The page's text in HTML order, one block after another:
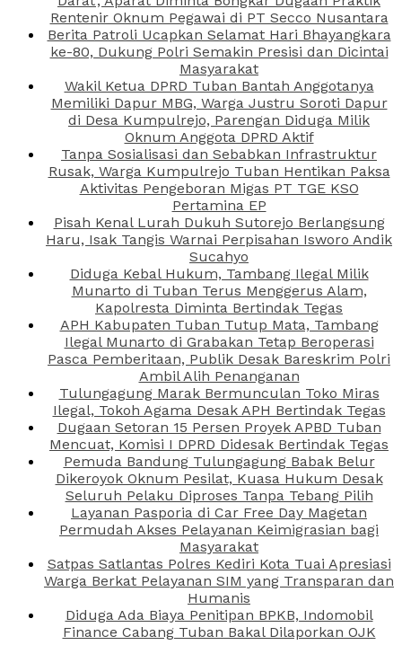
Rentenir Oknum Pegawai di PT Secco Nusantara
Berita Patroli Ucapkan Selamat Hari Bhayangkara
ke-80, Dukung Polri Semakin Presisi dan Dicintai
Masyarakat
Wakil Ketua DPRD Tuban Bantah Anggotanya
Memiliki Dapur MBG, Warga Justru Soroti Dapur
di Desa Kumpulrejo, Parengan Diduga Milik
Oknum Anggota DPRD Aktif
Tanpa Sosialisasi dan Sebabkan Infrastruktur
Rusak, Warga Kumpulrejo Tuban Hentikan Paksa
Aktivitas Pengeboran Migas PT TGE KSO
Pertamina EP
Pisah Kenal Lurah Dukuh Sutorejo Berlangsung
Haru, Isak Tangis Warnai Perpisahan Isworo Andik
Sucahyo
Diduga Kebal Hukum, Tambang Ilegal Milik
Munarto di Tuban Terus Menggerus Alam,
Kapolresta Diminta Bertindak Tegas
APH Kabupaten Tuban Tutup Mata, Tambang
Ilegal Munarto di Grabakan Tetap Beroperasi
Pasca Pemberitaan, Publik Desak Bareskrim Polri
Ambil Alih Penanganan
Tulungagung Marak Bermunculan Toko Miras
Ilegal, Tokoh Agama Desak APH Bertindak Tegas
Dugaan Setoran 15 Persen Proyek APBD Tuban
Mencuat, Komisi I DPRD Didesak Bertindak Tegas
Pemuda Bandung Tulungagung Babak Belur
Dikeroyok Oknum Pesilat, Kuasa Hukum Desak
Seluruh Pelaku Diproses Tanpa Tebang Pilih
Layanan Pasporia di Car Free Day Magetan
Permudah Akses Pelayanan Keimigrasian bagi
Masyarakat
Satpas Satlantas Polres Kediri Kota Tuai Apresiasi
Warga Berkat Pelayanan SIM yang Transparan dan
Humanis
Diduga Ada Biaya Penitipan BPKB, Indomobil
Finance Cabang Tuban Bakal Dilaporkan OJK